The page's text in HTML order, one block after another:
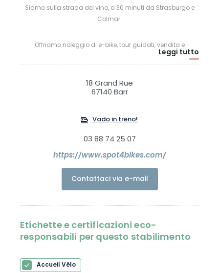
Siamo sulla strada del vino, a 30 minuti da Strasburgo e
Colmar.
Offriamo noleggio di e-bike, tour guidati, vendita e
Leggi tutto
18 Grand Rue
67140 Barr
Vado in treno!
03 88 74 25 07
https://www.spot4bikes.com/
Contattaci via e-mail
Etichette e certificazioni eco-
responsabili per questo stabilimento
Accueil Vélo